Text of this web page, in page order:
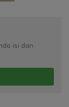
isi dan